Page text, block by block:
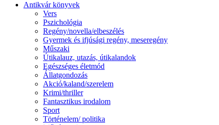
Antikvár könyvek
Vers
Pszichológia
Regény/novella/elbeszélés
Gyermek és ifjúsági regény, meseregény
Műszaki
Útikalauz, utazás, útikalandok
Egészséges életmód
Állatgondozás
Akció/kaland/szerelem
Krimi/thriller
Fantasztikus irodalom
Sport
Történelem/ politika